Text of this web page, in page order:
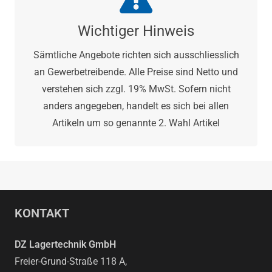
Wichtiger Hinweis
Sämtliche Angebote richten sich ausschliesslich
an Gewerbetreibende. Alle Preise sind Netto und
verstehen sich zzgl. 19% MwSt. Sofern nicht
anders angegeben, handelt es sich bei allen
Artikeln um so genannte 2. Wahl Artikel
KONTAKT
DZ Lagertechnik GmbH
Freier-Grund-Straße 118 A,